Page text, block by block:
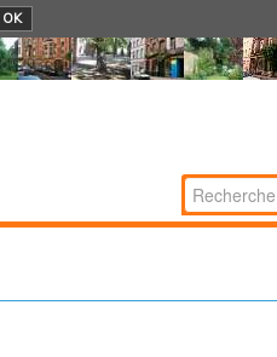
OK
Chercher par
Recherche